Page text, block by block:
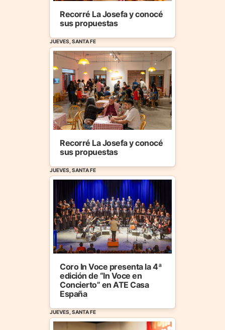
Recorré La Josefa y conocé
sus propuestas
JUEVES, SANTA FE
Recorré La Josefa y conocé
sus propuestas
JUEVES, SANTA FE
Coro In Voce presenta la 4ª
edición de “In Voce en
Concierto” en ATE Casa
España
JUEVES, SANTA FE